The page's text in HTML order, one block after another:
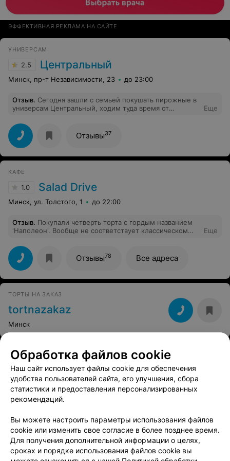
ЭФФЕКТИВНАЯ РЕКЛАМА НА САЙТЕ
УНИВЕРСАМ
2.5 Центральный
Минск, пр-т Независимости, 23 до 23:00
Отзыв. Сегодня зашли с семьей покушать пирожные в
универсам Центральный, ходим туда время от
отвратительный. Центральный - это центр города,
лицо города и такой плохой некачественный кофе,
ведь туда заходит много туристов и чтобы был такой
отвратительный кофе… сегодня вместо кофе решили
взять молочный коктейль… это было нечто, никак не
похожая на разбавленное водой молоко и
Еще
Отзывы37
КАФЕ
1.0 Salad Drive
Минск, ул. Толстого, 1 до 22:00
Отзыв. Покупали четверть торта с гордым названием
'Наполеон'. Вообще не соответствует классическом
посыпаная влажными листочками миндаля.
Потраченные впустую деньги и полученное
разочарование от полного несоответствия ожиданиям.
Пожалела, что не загуглила отзывы до похода в
заведение.
Еще
Отзывы78 Все адреса
ТОРТЫ НА ЗАКАЗ
tortnazakaz
Минск
ТОРТЫ НА ЗАКАЗ
MyCake.by
Минск
Этикет
Минск, ул. Карла Маркса, 24 до 18:30
Обработка файлов cookie
Наш сайт использует файлы cookie для обеспечения
удобства пользователей сайта, его улучшения, сбора
статистики и предоставления персонализированных
рекомендаций.
Вы можете настроить параметры использования файлов
cookie или изменить свое согласие в более позднее время.
Для получения дополнительной информации о целях,
сроках и порядке использования файлов cookie вы